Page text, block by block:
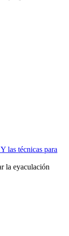
las técnicas para
la eyaculación